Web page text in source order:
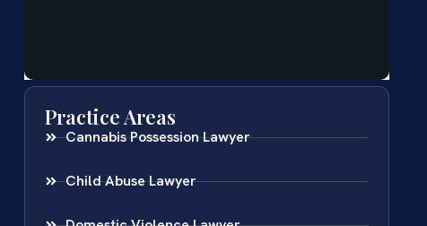
Practice Areas
Cannabis Possession Lawyer
Child Abuse Lawyer